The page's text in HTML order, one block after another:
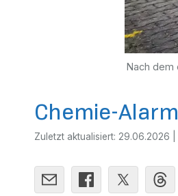
Nach dem
Chemie-
Zuletzt aktualisiert: 29.06.2026 |